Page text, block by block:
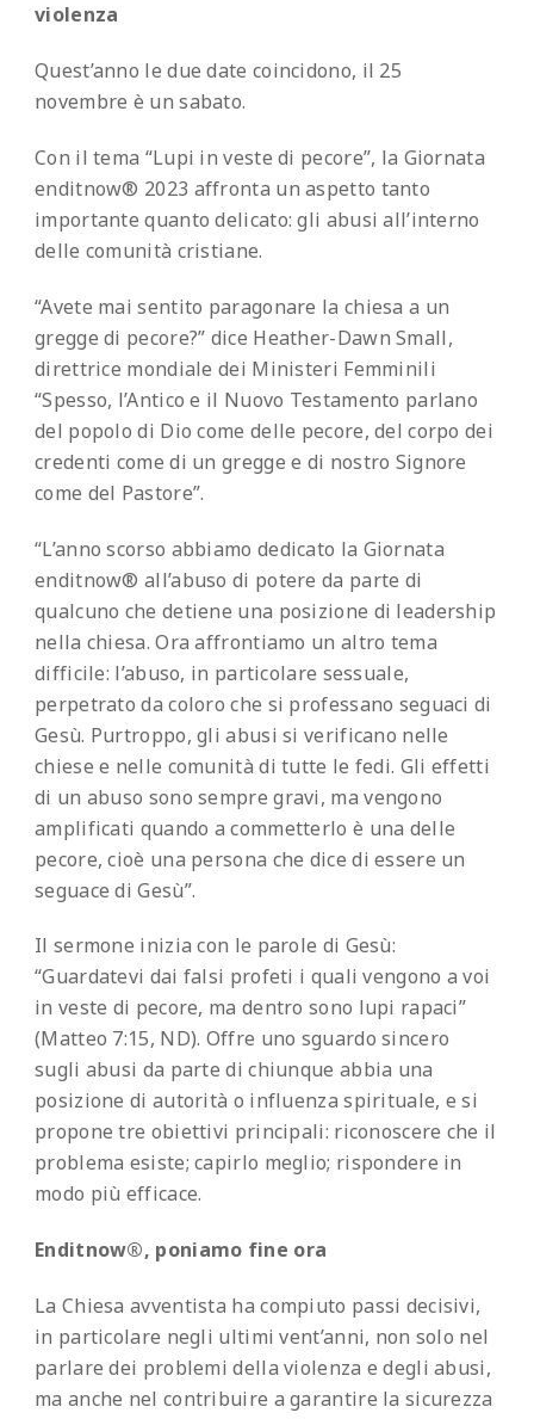
violenza
Quest’anno le due date coincidono, il 25
novembre è un sabato.
Con il tema “Lupi in veste di pecore”, la Giornata
enditnow® 2023 affronta un aspetto tanto
importante quanto delicato: gli abusi all’interno
delle comunità cristiane.
“Avete mai sentito paragonare la chiesa a un
gregge di pecore?” dice Heather-Dawn Small,
direttrice mondiale dei Ministeri Femminili
“Spesso, l’Antico e il Nuovo Testamento parlano
del popolo di Dio come delle pecore, del corpo dei
credenti come di un gregge e di nostro Signore
come del Pastore”.
“L’anno scorso abbiamo dedicato la Giornata
enditnow® all’abuso di potere da parte di
qualcuno che detiene una posizione di leadership
nella chiesa. Ora affrontiamo un altro tema
difficile: l’abuso, in particolare sessuale,
perpetrato da coloro che si professano seguaci di
Gesù. Purtroppo, gli abusi si verificano nelle
chiese e nelle comunità di tutte le fedi. Gli effetti
di un abuso sono sempre gravi, ma vengono
amplificati quando a commetterlo è una delle
pecore, cioè una persona che dice di essere un
seguace di Gesù”.
Il sermone inizia con le parole di Gesù:
“Guardatevi dai falsi profeti i quali vengono a voi
in veste di pecore, ma dentro sono lupi rapaci”
(Matteo 7:15, ND). Offre uno sguardo sincero
sugli abusi da parte di chiunque abbia una
posizione di autorità o influenza spirituale, e si
propone tre obiettivi principali: riconoscere che il
problema esiste; capirlo meglio; rispondere in
modo più efficace.
Enditnow®, poniamo fine ora
La Chiesa avventista ha compiuto passi decisivi,
in particolare negli ultimi vent’anni, non solo nel
parlare dei problemi della violenza e degli abusi,
ma anche nel contribuire a garantire la sicurezza